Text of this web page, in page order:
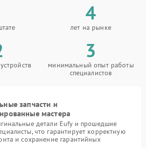
4
лет на рынке
3
минимальный опыт работы
специалистов
запчасти и
мастера
детали Eufy и прошедшие
что гарантирует корректную
и сохранение гарантийных